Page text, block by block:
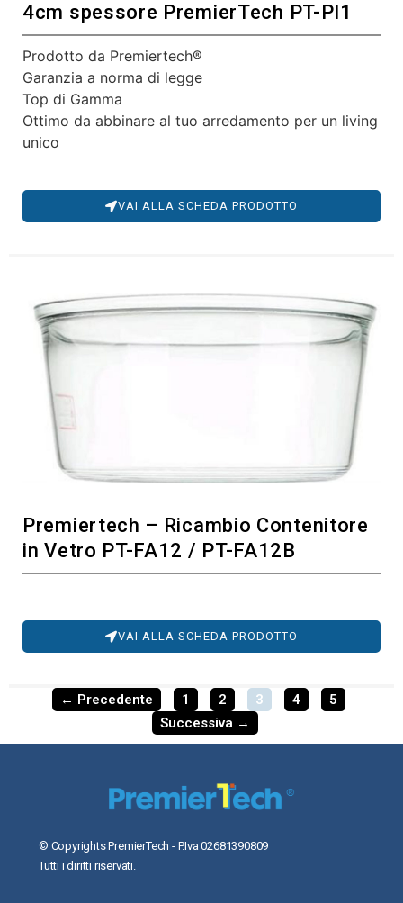
4cm spessore PremierTech PT-PI1
Prodotto da Premiertech®
Garanzia a norma di legge
Top di Gamma
Ottimo da abbinare al tuo arredamento per un living
unico
VAI ALLA SCHEDA PRODOTTO
Premiertech – Ricambio Contenitore
in Vetro PT-FA12 / PT-FA12B
VAI ALLA SCHEDA PRODOTTO
← Precedente 1 2 3 4
5
Successiva →
© Copyrights PremierTech - P.Iva 02681390809
Tutti i diritti riservati.